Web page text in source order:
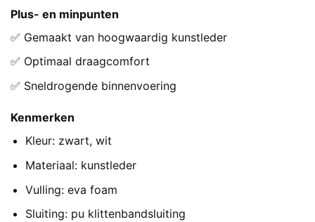
Plus- en minpunten
✅ Gemaakt van hoogwaardig kunstleder
✅ Optimaal draagcomfort
✅ Sneldrogende binnenvoering
Kenmerken
Kleur: zwart, wit
Materiaal: kunstleder
Vulling: eva foam
Sluiting: pu klittenbandsluiting